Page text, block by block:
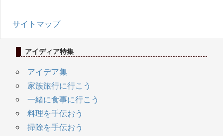
サイトマップ
アイディア特集
アイデア集
家族旅行に行こう
一緒に食事に行こう
料理を手伝おう
掃除を手伝おう